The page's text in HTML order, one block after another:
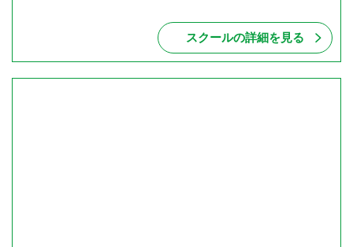
スクールの詳細を見る